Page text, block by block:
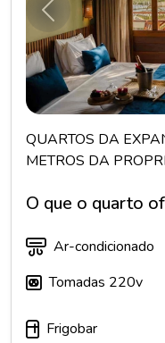
Anterior
QUARTOS DA
METROS DA
O que o quarto
Ar-condicionado
Tomadas 220v
Frigobar